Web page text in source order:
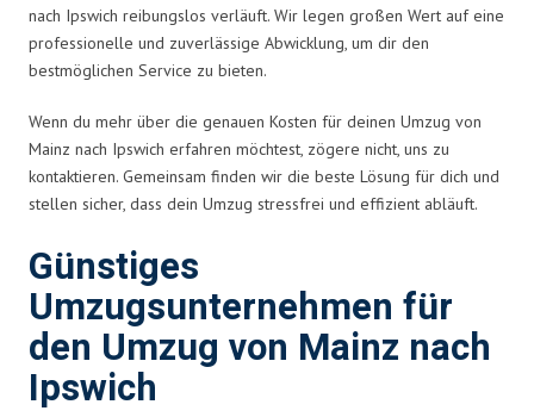
nach Ipswich reibungslos verläuft. Wir legen großen Wert auf eine
professionelle und zuverlässige Abwicklung, um dir den
bestmöglichen Service zu bieten.
Wenn du mehr über die genauen Kosten für deinen Umzug von
Mainz nach Ipswich erfahren möchtest, zögere nicht, uns zu
kontaktieren. Gemeinsam finden wir die beste Lösung für dich und
stellen sicher, dass dein Umzug stressfrei und effizient abläuft.
Günstiges
Umzugsunternehmen für
den Umzug von Mainz nach
Ipswich